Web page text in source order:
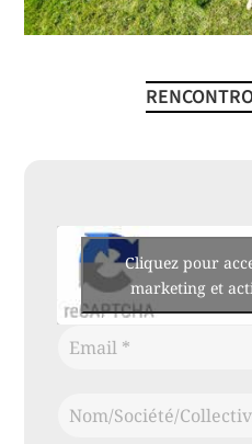
Cliquez pour
marketing et